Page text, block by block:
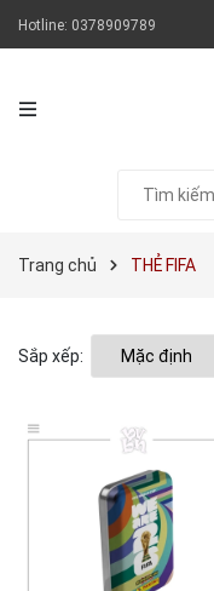
Hotline: 0378909789
Trang chủ THẺ FIFA
Sắp xếp: